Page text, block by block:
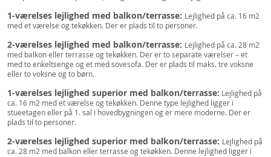
1-værelses lejlighed med balkon/terrasse: Lejlighed på ca. 16 m2
med et værelse og tekøkken. Der er plads til to personer.
2-værelses lejlighed med balkon/terrasse: Lejlighed på ca. 28 m2
med balkon eller terrasse og tekøkken. Der er to separate værelser – et
med to enkeltsenge og et med sovesofa. Der er plads til maks. tre voksne
eller to voksne og to børn.
1-værelses lejlighed superior med balkon/terrasse: Lejlighed på
ca. 16 m2 med et værelse og tekøkken. Denne type lejlighed ligger i
stueetagen eller på 1. sal i hovedbygningen og er mere moderne. Der er
plads til to personer.
2-værelses lejlighed superior med balkon/terrasse: Lejlighed på
ca. 28 m2 med balkon eller terrasse og tekøkken. Denne lejlighed ligger i